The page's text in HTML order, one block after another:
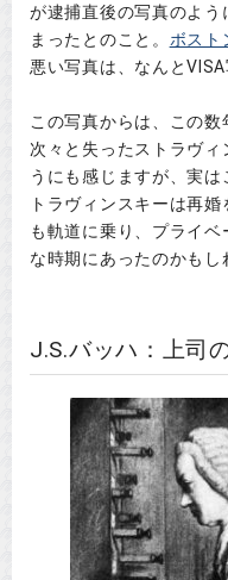
が逮捕直後の写真のよ
まったとのこと。 ボスト
悪い写真は、なんと
この写真からは、この
次々と失ったストラヴィ
うにも感じますが、実
トラヴィンスキーは再
も軌道に乗り、プライ
な時期にあったのかもし
J.S.バッハ：上司